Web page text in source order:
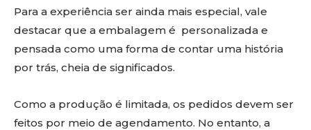
Para a experiência ser ainda mais especial, vale
destacar que a embalagem é personalizada e
pensada como uma forma de contar uma história
por trás, cheia de significados.
Como a produção é limitada, os pedidos devem ser
feitos por meio de agendamento. No entanto, a